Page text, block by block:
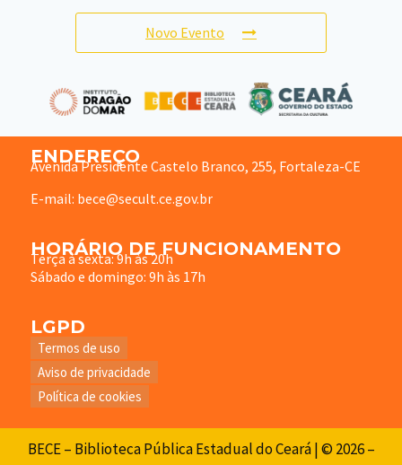
Novo Evento
ENDEREÇO
Avenida Presidente Castelo Branco, 255, Fortaleza-CE
E-mail: bece@secult.ce.gov.br
HORÁRIO DE FUNCIONAMENTO
Terça à sexta: 9h às 20h
Sábado e domingo: 9h às 17h
LGPD
Termos de uso
Aviso de privacidade
Política de cookies
BECE – Biblioteca Pública Estadual do Ceará | © 2026 –